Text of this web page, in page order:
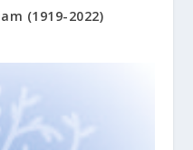
(1919-2022)